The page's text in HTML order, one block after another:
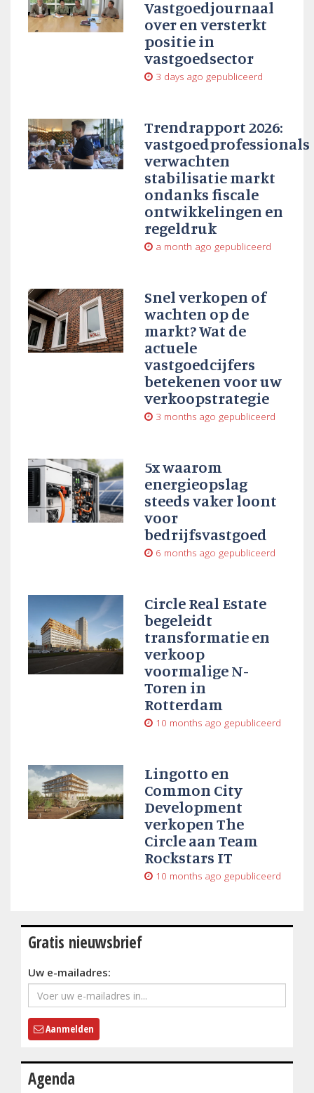
Vastgoedjournaal
over en versterkt
positie in
vastgoedsector
3 days ago gepubliceerd
Trendrapport 2026:
vastgoedprofessionals
verwachten
stabilisatie markt
ondanks fiscale
ontwikkelingen en
regeldruk
a month ago gepubliceerd
Snel verkopen of
wachten op de
markt? Wat de
actuele
vastgoedcijfers
betekenen voor uw
verkoopstrategie
3 months ago gepubliceerd
5x waarom
energieopslag
steeds vaker loont
voor
bedrijfsvastgoed
6 months ago gepubliceerd
Circle Real Estate
begeleidt
transformatie en
verkoop
voormalige N-
Toren in
Rotterdam
10 months ago gepubliceerd
Lingotto en
Common City
Development
verkopen The
Circle aan Team
Rockstars IT
10 months ago gepubliceerd
Gratis nieuwsbrief
Uw e-mailadres:
Aanmelden
Agenda